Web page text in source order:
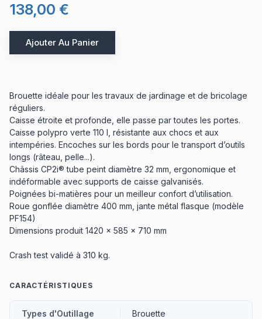
138,00 €
Ajouter Au Panier
Brouette idéale pour les travaux de jardinage et de bricolage
réguliers.
Caisse étroite et profonde, elle passe par toutes les portes.
Caisse polypro verte 110 l, résistante aux chocs et aux
intempéries. Encoches sur les bords pour le transport d’outils
longs (râteau, pelle...).
Châssis CP2i® tube peint diamètre 32 mm, ergonomique et
indéformable avec supports de caisse galvanisés.
Poignées bi-matières pour un meilleur confort d’utilisation.
Roue gonflée diamètre 400 mm, jante métal flasque (modèle
PF154)
Dimensions produit 1420 x 585 x 710 mm
Crash test validé à 310 kg.
CARACTÉRISTIQUES
Types d'Outillage Brouette